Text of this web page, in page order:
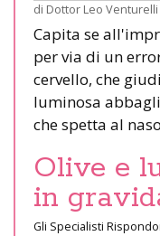
di Dottor Leo Venturelli
Capita se
per via di un
cervello, che
luminosa
che spetta al
Olive e
in
Gli Specialisti